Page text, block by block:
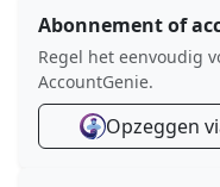
Abonnement of
Regel het eenvoudig
AccountGenie.
Opzeggen